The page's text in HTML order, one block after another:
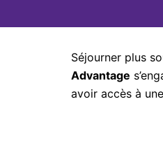
Séjourner plus
Advantage
avoir accès à